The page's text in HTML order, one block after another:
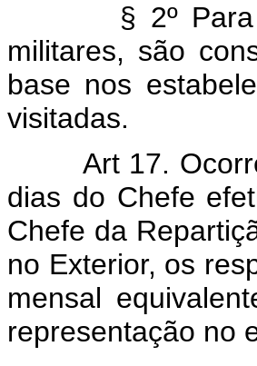
§ 2º
militares, são
base nos
visitadas.
Art 17.
dias do Chefe
Chefe da
no Exterior, os
mensal
representação no